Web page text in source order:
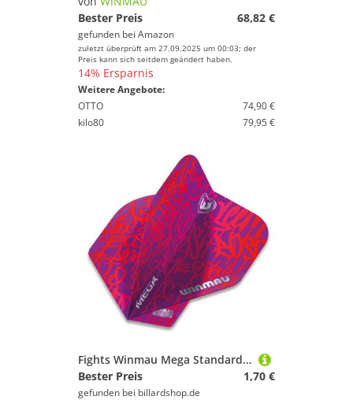
Bester Preis
68,82 €
gefunden bei Amazon
zuletzt überprüft am 27.09.2025 um 00:03; der
Preis kann sich seitdem geändert haben.
14% Ersparnis
Weitere Angebote:
OTTO
74,90 €
kilo80
79,95 €
Fights Winmau Mega Standard Purple - 6900.242
Bester Preis
1,70 €
gefunden bei billardshop.de